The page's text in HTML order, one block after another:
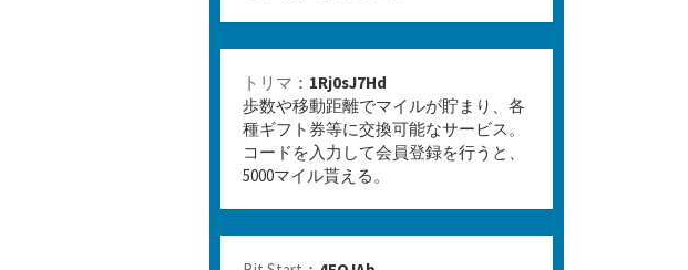
トリマ ： 1Rj0sJ7Hd
歩数や移動距離でマイルが貯まり、各
種ギフト券等に交換可能なサービス。
コードを入力して会員登録を行うと、
5000マイル貰える。